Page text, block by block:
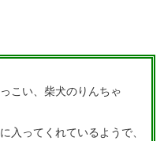
こい、柴犬のりんちゃ
入ってくれているようで、